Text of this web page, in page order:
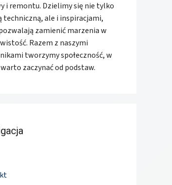
i remontu. Dzielimy się nie tylko
techniczną, ale i inspiracjami,
zamienić marzenia w
Razem z naszymi
tworzymy społeczność, w
zaczynać od podstaw.